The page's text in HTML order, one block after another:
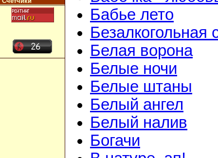
Бабье лето
Безалкогольная
Белая ворона
Белые ночи
Белые штаны
Белый ангел
Белый налив
Богачи